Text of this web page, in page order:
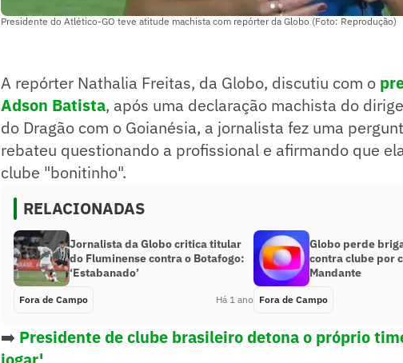
Presidente do Atlético-GO teve atitude machista com repórter da Globo (Foto: Reprodução)
A repórter Nathalia Freitas, da Globo, discutiu com o
Adson Batista, após uma declaração machista do
do Dragão com o Goianésia, a jornalista fez uma
rebateu questionando a profissional e afirmando que
clube "bonitinho".
RELACIONADAS
Jornalista da Globo critica titular
do Fluminense contra o Botafogo:
‘Estabanado’
Fora de Campo Há 1 ano
Globo perde
contra clube por
Mandante
Fora de Campo
➡️ Presidente de clube brasileiro detona o próprio